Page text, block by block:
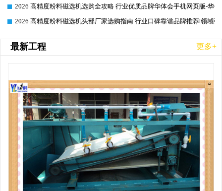
2026-06-26
2026 高精度粉料磁选机选购全攻略 行业优质品牌华体会手机网页版-华
2026-06-26
2026 高精度粉料磁选机头部厂家选购指南 行业口碑靠谱品牌推荐 领域
最新工程 更多+